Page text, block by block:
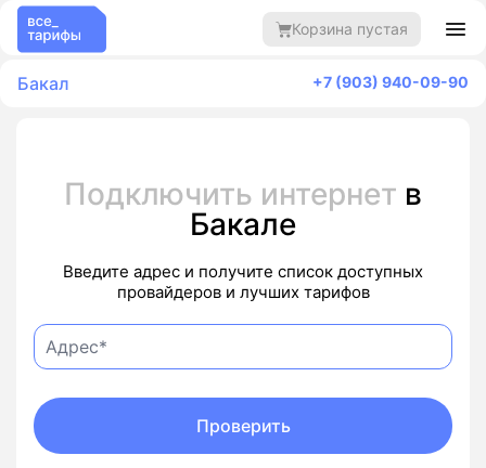
Корзина пустая
Бакал +7 (903) 940-09-90
Подключить интернет в
Бакале
Введите адрес и получите список доступных
провайдеров и лучших тарифов
Проверить